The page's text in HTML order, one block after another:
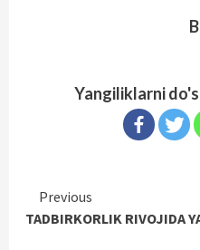
Yangiliklarni
Continue
Reading
Previous
TADBIRKORLIK RIVOJIDA